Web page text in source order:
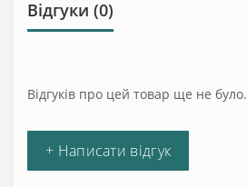
Відгуки (0)
Відгуків про цей товар ще не було.
+ Написати відгук